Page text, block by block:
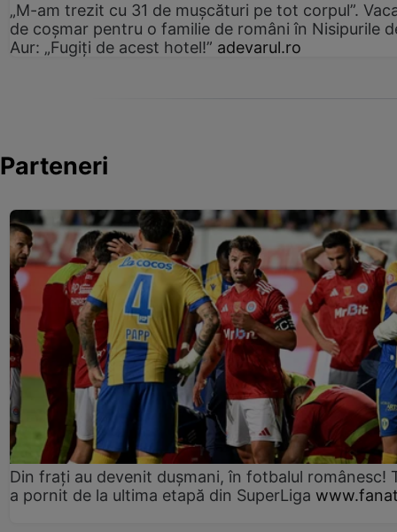
„M-am trezit cu 31 de mușcături pe tot corpul”.
de coșmar pentru o familie de români în Nisipurile
Aur: „Fugiți de acest hotel!” adevarul.ro
Parteneri
Din frați au devenit dușmani, în fotbalul românesc!
a pornit de la ultima etapă din SuperLiga